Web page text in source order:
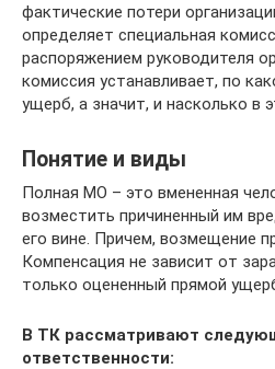
фактические потери
определяет специальная
распоряжением руководителя
комиссия устанавливает, по
ущерб, а значит, и насколько в
Понятие и виды
Полная МО – это вмененная
возместить причиненный им
его вине. Причем, возмещение
Компенсация не зависит от
только оцененный прямой
В ТК рассматривают
ответственности: